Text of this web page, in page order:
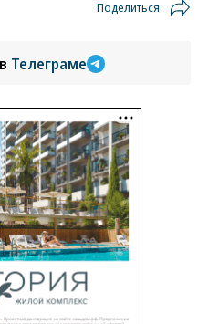
Поделиться
Телеграме